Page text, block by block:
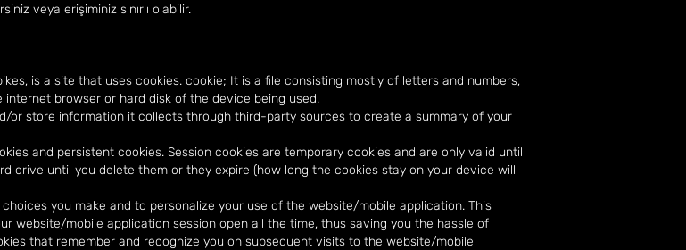
veya erişiminiz sınırlı olabilir.
is a site that uses cookies. cookie; It is a file consisting mostly of letters and numbers,
browser or hard disk of the device being used.
or store information it collects through third-party sources to create a summary of your
and persistent cookies. Session cookies are temporary cookies and are only valid until
drive until you delete them or they expire (how long the cookies stay on your device will
you make and to personalize your use of the website/mobile application. This
website/mobile application session open all the time, thus saving you the hassle of
that remember and recognize you on subsequent visits to the website/mobile